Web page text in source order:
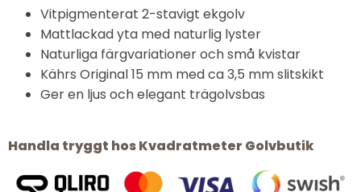
Vitpigmenterat 2-stavigt ekgolv
Mattlackad yta med naturlig lyster
Naturliga färgvariationer och små kvistar
Kährs Original 15 mm med ca 3,5 mm slitskikt
Ger en ljus och elegant trägolvsbas
Handla tryggt hos Kvadratmeter Golvbutik